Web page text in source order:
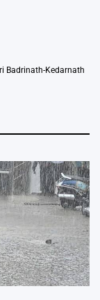
Badrinath-Kedarnath